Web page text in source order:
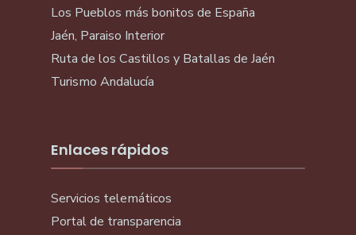
Los Pueblos más bonitos de España
Jaén, Paraiso Interior
Ruta de los Castillos y Batallas de Jaén
Turismo Andalucía
Enlaces rápidos
Servicios telemáticos
Portal de transparencia